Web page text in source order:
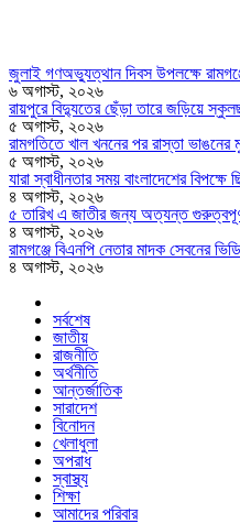
জুলাই গণঅভ্যুত্থান দিবস উপলক্ষে
৬ অগাস্ট, ২০২৬
রায়পুরে বিদ্যুতের ছেঁড়া তারে জড়িয়ে
৫ অগাস্ট, ২০২৬
রামগতিতে খাল খননের পর রাস্তা ভাঙনের
৫ অগাস্ট, ২০২৬
যারা স্বাধীনতার সময় বাংলাদেশের বিপক্ষে
৪ অগাস্ট, ২০২৬
৫ তারিখ এ জাতীর জন্য অত্যন্ত
৪ অগাস্ট, ২০২৬
রামগঞ্জে বিএনপি নেতার মাদক সেবনের
৪ অগাস্ট, ২০২৬
সর্বশেষ
জাতীয়
রাজনীতি
অর্থনীতি
আন্তর্জাতিক
সারাদেশ
বিনোদন
খেলাধুলা
অপরাধ
স্বাস্থ্য
শিক্ষা
আমাদের পরিবার